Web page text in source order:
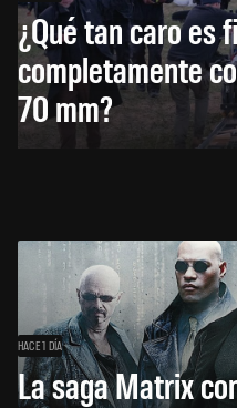
¿Qué tan caro es
completamente
70 mm?
HACE 1 DÍA
La saga Matrix